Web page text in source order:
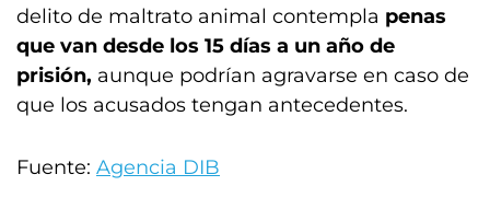
delito de maltrato animal contempla penas
que van desde los 15 días a un año de
prisión, aunque podrían agravarse en caso de
que los acusados tengan antecedentes.
Fuente: Agencia DIB